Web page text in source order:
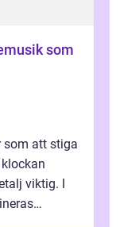
som att stiga
viktig. I